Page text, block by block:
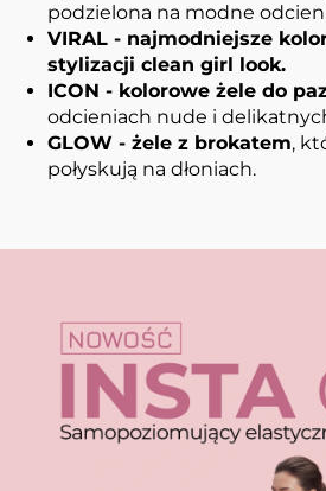
podzielona na modne
VIRAL - najmodniejsze
stylizacji clean girl look.
ICON - kolorowe żele do
odcieniach nude i
GLOW - żele z brokatem,
połyskują na dłoniach.